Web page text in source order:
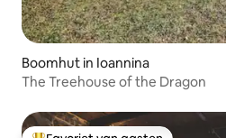
Boomhut in Ioannina
The Treehouse of the Dragon